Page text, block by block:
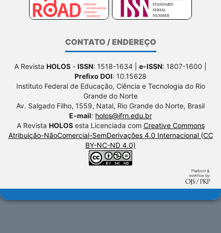
CONTATO / ENDEREÇO
A Revista HOLOS - ISSN: 1518-1634 | e-ISSN: 1807-1600 |
Prefixo DOI: 10.15628
Instituto Federal de Educação, Ciência e Tecnologia do Rio
Grande do Norte
Av. Salgado Filho, 1559, Natal, Rio Grande do Norte, Brasil
E-mail: holos@ifrn.edu.br
A Revista HOLOSesta Licenciada com Creative Commons
Atribuição-NãoComercial-SemDerivações 4.0 Internacional (CC
BY-NC-ND 4.0)